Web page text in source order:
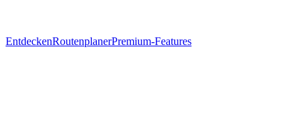
EntdeckenRoutenplanerPremium-Features